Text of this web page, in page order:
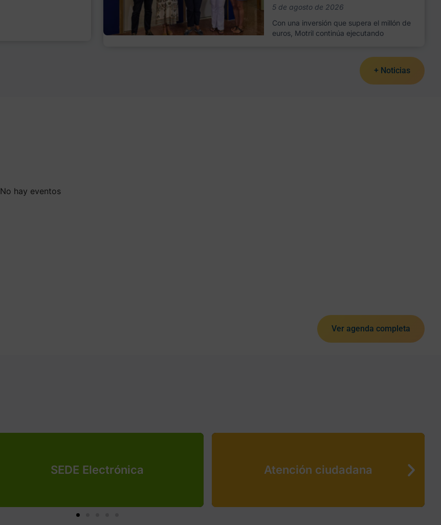
5 de agosto de 2026
Con una inversión que supera el millón de
euros, Motril continúa ejecutando
+ Noticias
No hay eventos
Ver agenda completa
SEDE Electrónica Atención ciudadana